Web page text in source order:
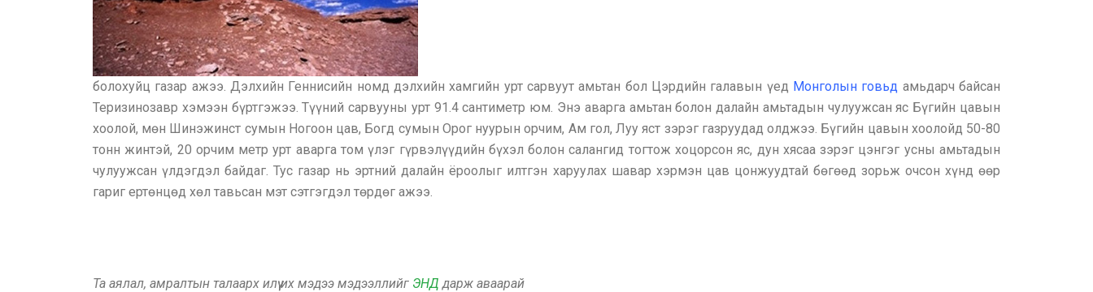
болохуйц газар ажээ. Дэлхийн Геннисийн номд дэлхийн хамгийн урт сарвуут амьтан бол Цэрдийн галавын үед Монголын говьд амьдарч байсан
Теризинозавр хэмээн бүртгэжээ. Түүний сарвууны урт 91.4 сантиметр юм. Энэ аварга амьтан болон далайн амьтадын чулуужсан яс Бүгийн цавын
хоолой, мөн Шинэжинст сумын Ногоон цав, Богд сумын Орог нуурын орчим, Ам гол, Луу яст зэрэг газруудад олджээ. Бүгийн цавын хоолойд 50-80
тонн жинтэй, 20 орчим метр урт аварга том үлэг гүрвэлүүдийн бүхэл болон салангид тогтож хоцорсон яс, дун хясаа зэрэг цэнгэг усны амьтадын
чулуужсан үлдэгдэл байдаг. Тус газар нь эртний далайн ёроолыг илтгэн харуулах шавар хэрмэн цав цонжуудтай бөгөөд зорьж очсон хүнд өөр
гариг ертөнцөд хөл тавьсан мэт сэтгэгдэл төрдөг ажээ.
Та аялал, амралтын талаарх илүү их мэдээ мэдээллийг ЭНД дарж аваарай